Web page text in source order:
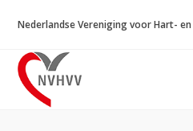
naar
inhoud
Nederlandse Vereniging voor Hart-